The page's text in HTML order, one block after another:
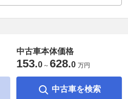
中古車本体価格
153.0 ～ 628.0 万円
中古車を検索